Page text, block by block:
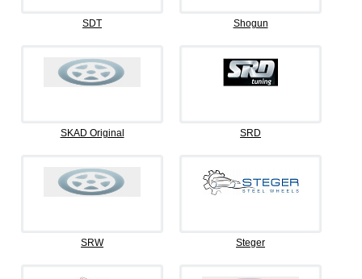
SDT Shogun
SKAD Original SRD
SRW Steger